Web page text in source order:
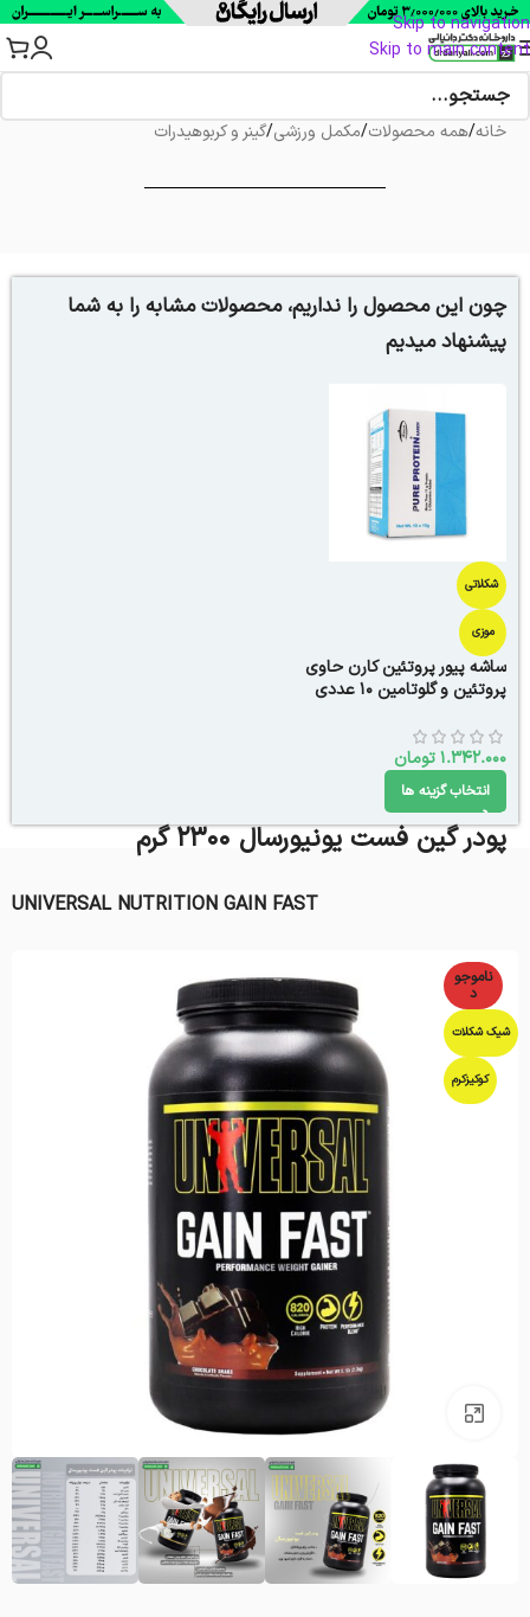
Skip to navigation
Skip to main content
خانه/همه محصولات/مکمل ورزشی/گینر و کربوهیدرات
چون این محصول را نداریم، محصولات مشابه را به شما
پیشنهاد میدیم
شکلاتی
موزی
ساشه پیور پروتئین کارن حاوی
پروتئین و گلوتامین 10 عددی
1.342.000تومان
انتخاب گزینه ها
پودر گین فست یونیورسال 2300 گرم
UNIVERSAL NUTRITION GAIN FAST
ناموجو
د
شیک شکلات
کوکیزکرم
بزرگنمایی تصویر